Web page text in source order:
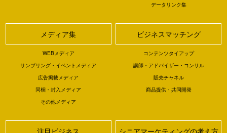
データリンク集
メディア集
WEBメディア
サンプリング・イベントメディア
広告掲載メディア
同梱・封入メディア
その他メディア
ビジネスマッチング
コンテンツタイアップ
講師・アドバイザー・コンサル
販売チャネル
商品提供・共同開発
注目ビジネス シニアマーケティングの考え方